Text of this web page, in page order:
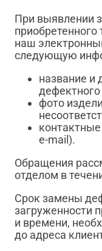
При выявлении
наш
следующую
название и
фото
e-mail).
Обращения
отделом в
Срок замены
загруженности
и времени,
до адреса